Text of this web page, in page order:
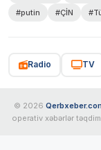
#putin
#ÇİN
Radio TV
© 2026
operativ xəbərlər